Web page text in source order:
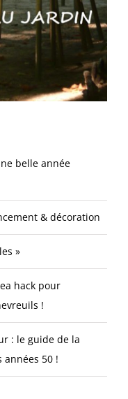
belle année
& décoration
»
hack pour
!
: le guide de la
50 !